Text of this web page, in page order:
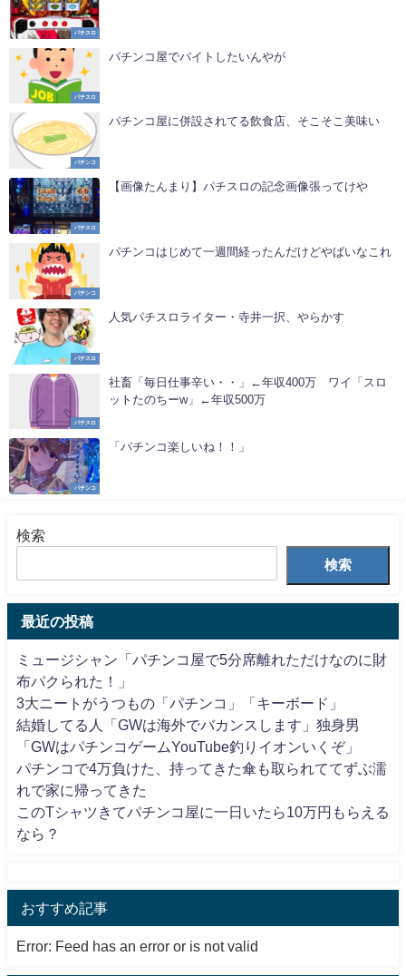
パチスロ
パチスロ
パチンコ屋でバイトしたいんやが
パチンコ
パチンコ屋に併設されてる飲食店、そこそこ美味い
パチスロ
【画像たんまり】パチスロの記念画像張ってけや
パチンコ
パチンコはじめて一週間経ったんだけどやばいなこれ
パチスロ
人気パチスロライター・寺井一択、やらかす
パチスロ
社畜「毎日仕事辛い・・」←年収400万 ワイ「スロ
ットたのちーw」←年収500万
パチンコ
「パチンコ楽しいね！！」
検索
検索
最近の投稿
ミュージシャン「パチンコ屋で5分席離れただけなのに財
布パクられた！」
3大ニートがうつもの「パチンコ」「キーボード」
結婚してる人「GWは海外でバカンスします」独身男
「GWはパチンコゲームYouTube釣りイオンいくぞ」
パチンコで4万負けた、持ってきた傘も取られててずぶ濡
れで家に帰ってきた
このTシャツきてパチンコ屋に一日いたら10万円もらえる
なら？
おすすめ記事
Error: Feed has an error or is not valid